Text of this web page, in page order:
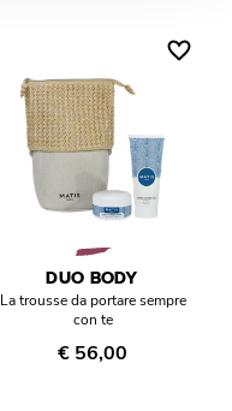
DUO BODY
La trousse da portare sempre
con te
€ 56,00